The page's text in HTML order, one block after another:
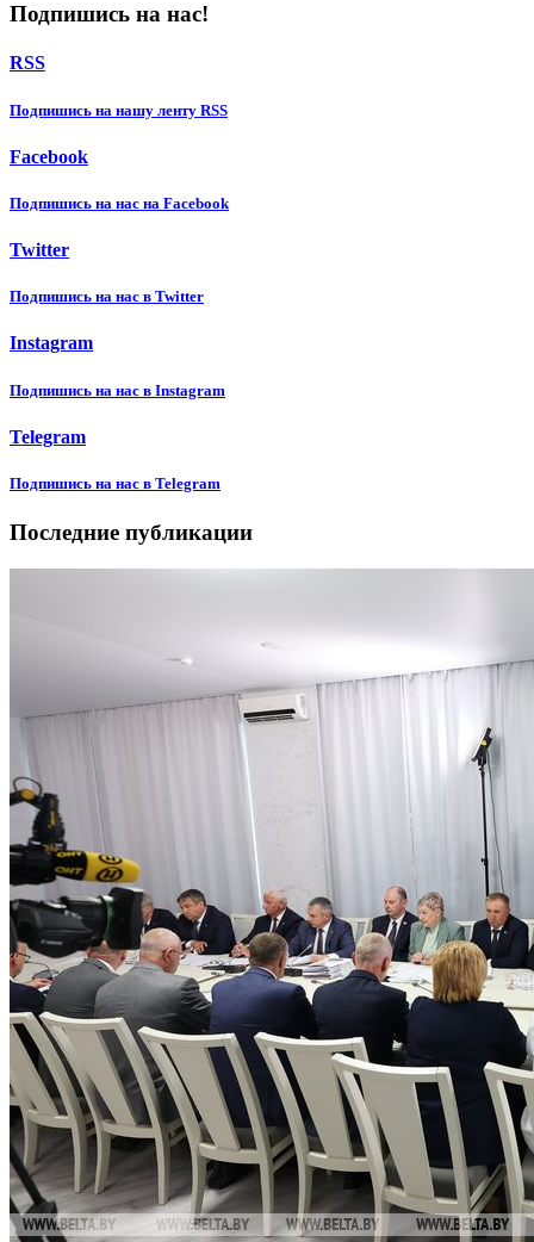
Подпишись на нас!
RSS
Подпишиcь на нашу ленту RSS
Facebook
Подпишиcь на нас на Facebook
Twitter
Подпишиcь на нас в Twitter
Instagram
Подпишиcь на нас в Instagram
Telegram
Подпишиcь на нас в Telegram
Последние публикации